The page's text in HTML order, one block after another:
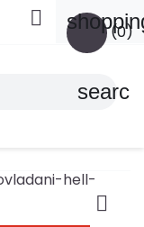
(0)

search
